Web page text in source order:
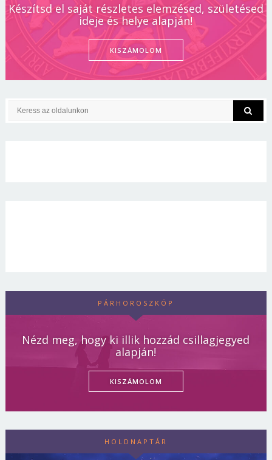
Készítsd el saját részletes elemzésed, születésed
ideje és helye alapján!
KISZÁMOLOM
PÁRHOROSZKÓP
Nézd meg, hogy ki illik hozzád csillagjegyed
alapján!
KISZÁMOLOM
HOLDNAPTÁR